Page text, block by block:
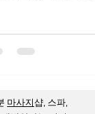
사람에게 추천
테라피를 선택한
기본값처럼 가
마사지 샵, 스파,